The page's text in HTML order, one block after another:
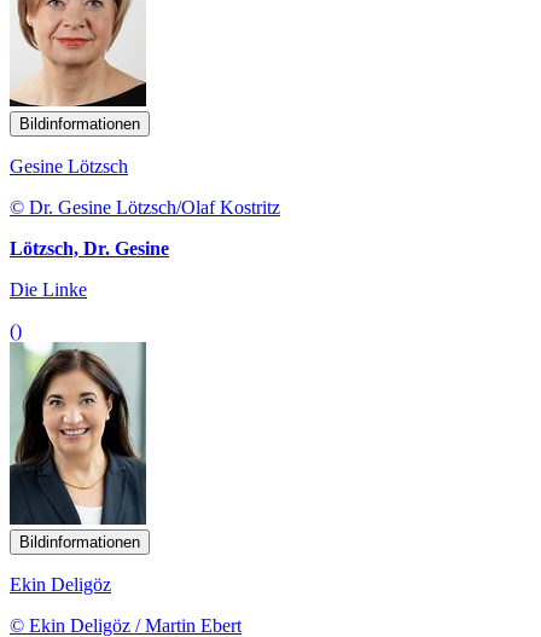
Bildinformationen
Gesine Lötzsch
© Dr. Gesine Lötzsch/Olaf Kostritz
Lötzsch, Dr. Gesine
Die Linke
()
Bildinformationen
Ekin Deligöz
© Ekin Deligöz / Martin Ebert